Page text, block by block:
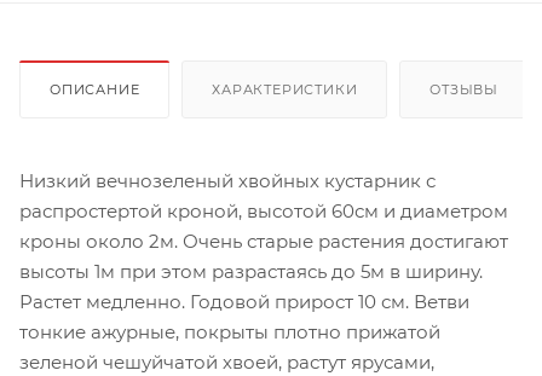
ОПИСАНИЕ ХАРАКТЕРИСТИКИ ОТЗЫВЫ
Низкий вечнозеленый хвойных кустарник с
распростертой кроной, высотой 60см и диаметром
кроны около 2м. Очень старые растения достигают
высоты 1м при этом разрастаясь до 5м в ширину.
Растет медленно. Годовой прирост 10 см. Ветви
тонкие ажурные, покрыты плотно прижатой
зеленой чешуйчатой хвоей, растут ярусами,